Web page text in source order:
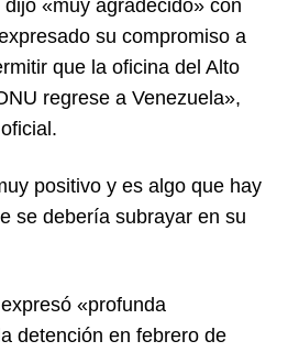
dijo «muy agradecido» con
su compromiso a
que la oficina del Alto
regrese a Venezuela»,
positivo y es algo que hay
se debería subrayar en su
«profunda
detención en febrero de